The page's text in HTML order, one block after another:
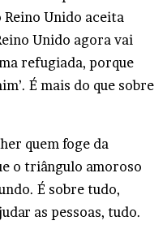
Reino Unido aceita
Unido agora vai
refugiada, porque
É mais do que sobre
quem foge da
o triângulo amoroso
É sobre tudo,
as pessoas, tudo.